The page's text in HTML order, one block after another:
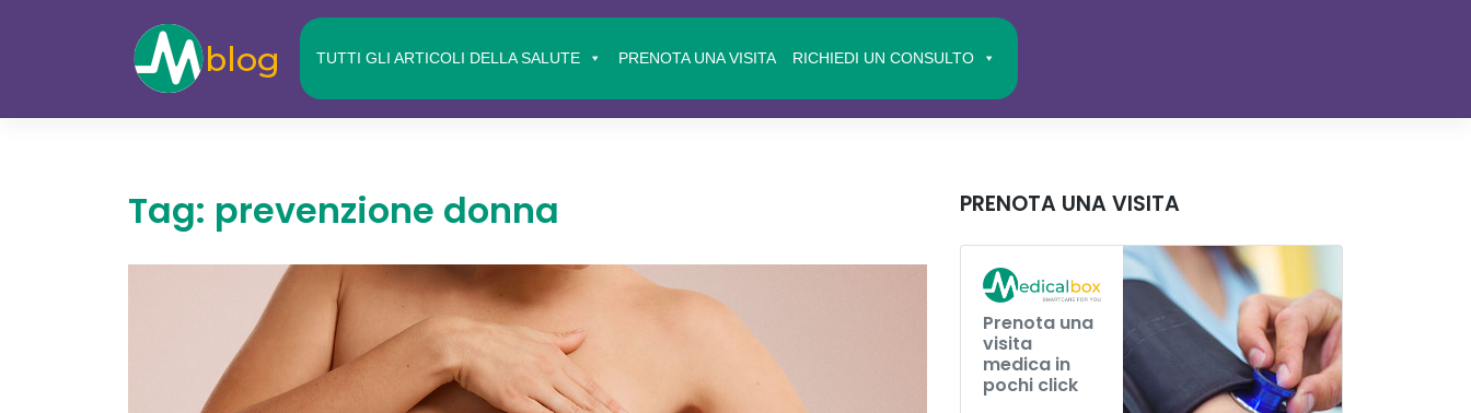
TUTTI GLI ARTICOLI DELLA SALUTE PRENOTA UNA VISITA RICHIEDI UN CONSULTO
Tag: prevenzione donna PRENOTA UNA VISITA
Prenota una
visita
medica in
pochi click